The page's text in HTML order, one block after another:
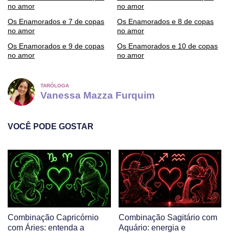
no amor
no amor
Os Enamorados e 7 de copas
no amor
Os Enamorados e 8 de copas
no amor
Os Enamorados e 9 de copas
no amor
Os Enamorados e 10 de copas
no amor
TARÓLOGA
Vanessa Mazza Furquim
VOCÊ PODE GOSTAR
Combinação Capricórnio
com Áries: entenda a
Combinação Sagitário com
Aquário: energia e